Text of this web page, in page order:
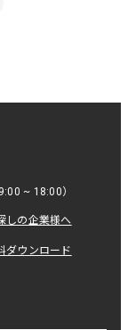
~ 18:00）
しの企業様へ
ダウンロード